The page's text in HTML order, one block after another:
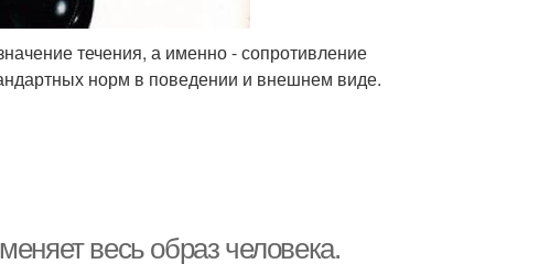
течения, а именно - сопротивление
норм в поведении и внешнем виде.
весь образ человека.